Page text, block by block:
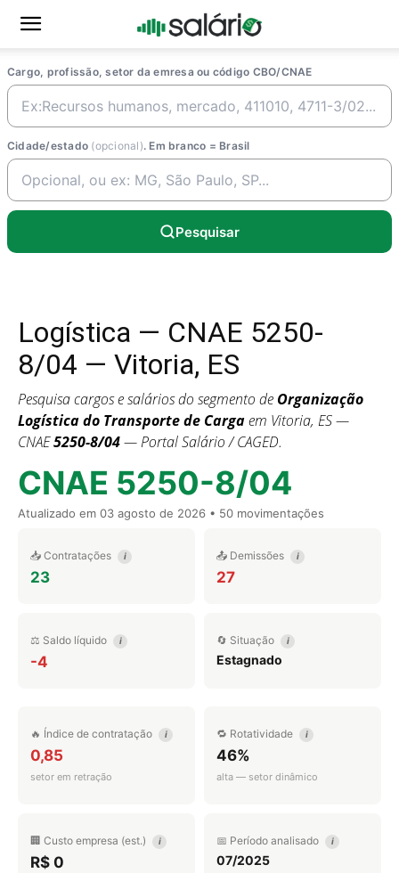
Cargo, profissão, setor da emresa ou código CBO/CNAE
Cidade/estado (opcional). Em branco = Brasil
Pesquisar
Logística — CNAE 5250-
8/04 — Vitoria, ES
Pesquisa cargos e salários do segmento de Organização
Logística do Transporte de Cargaem Vitoria, ES —
CNAE5250-8/04— Portal Salário / CAGED.
CNAE 5250-8/04
Atualizado em 03 agosto de 2026 • 50 movimentações
📥 Contratações i
23
📤 Demissões i
27
⚖️ Saldo líquido i
-4
🔄 Situação i
Estagnado
🔥 Índice de contratação i
0,85
setor em retração
🔁 Rotatividade i
46%
alta — setor dinâmico
🏢 Custo empresa (est.) i
R$ 0
📅 Período analisado i
07/2025